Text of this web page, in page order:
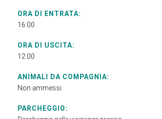
ORA DI ENTRATA:
16:00
ORA DI USCITA:
12:00
ANIMALI DA COMPAGNIA:
Non ammessi.
PARCHEGGIO: